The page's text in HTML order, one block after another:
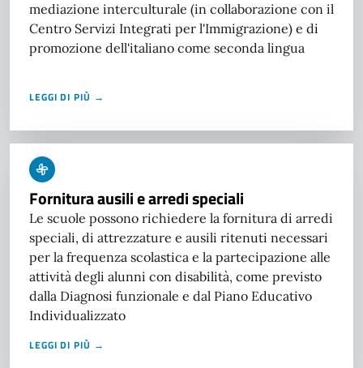
mediazione interculturale (in collaborazione con il
Centro Servizi Integrati per l'Immigrazione) e di
promozione dell'italiano come seconda lingua
LEGGI DI PIÙ →
Fornitura ausili e arredi speciali
Le scuole possono richiedere la fornitura di arredi
speciali, di attrezzature e ausili ritenuti necessari
per la frequenza scolastica e la partecipazione alle
attività degli alunni con disabilità, come previsto
dalla Diagnosi funzionale e dal Piano Educativo
Individualizzato
LEGGI DI PIÙ →